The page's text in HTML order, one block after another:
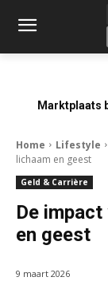
Marktplaats
Home Lifestyle
lichaam en geest
Geld & Carrière
De
en geest
9 maart 2026